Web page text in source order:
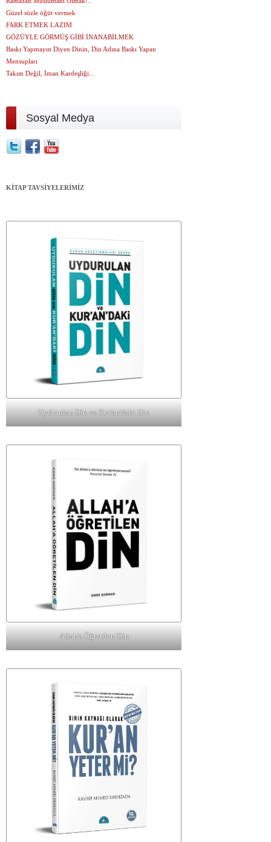
Güzel sözle öğüt vermek
FARK ETMEK LAZIM
GÖZÜYLE GÖRMÜŞ GİBİ İNANABİLMEK
Baskı Yapmayın Diyen Dinin, Din Adına Baskı Yapan
Mensupları
Takım Değil, İman Kardeşliği...
Sosyal Medya
KİTAP TAVSİYELERİMİZ
Uydurulan Din ve Kur'an'daki Din
Allah'a Öğretilen Din